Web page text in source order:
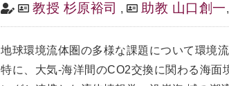
教授 杉原裕司 , 助教 山口創一
地球環境流体圏の多様な課題について環境
特に、大気-海洋間のCO2交換に関わる海面